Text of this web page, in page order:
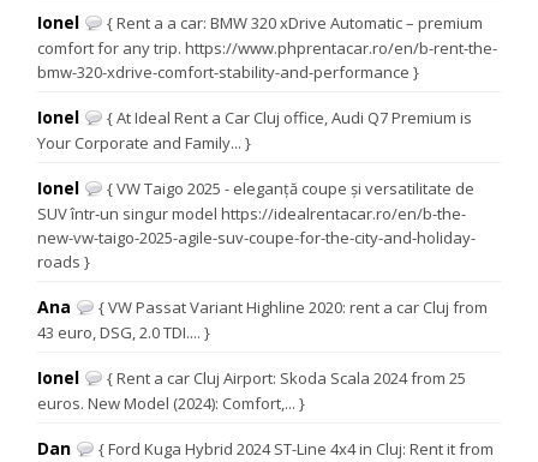
Ionel
{ Rent a a car: BMW 320 xDrive Automatic – premium
comfort for any trip. https://www.phprentacar.ro/en/b-rent-the-
bmw-320-xdrive-comfort-stability-and-performance }
Ionel
{ At Ideal Rent a Car Cluj office, Audi Q7 Premium is
Your Corporate and Family... }
Ionel
{ VW Taigo 2025 - eleganță coupe și versatilitate de
SUV într-un singur model https://idealrentacar.ro/en/b-the-
new-vw-taigo-2025-agile-suv-coupe-for-the-city-and-holiday-
roads }
Ana
{ VW Passat Variant Highline 2020: rent a car Cluj from
43 euro, DSG, 2.0 TDI.... }
Ionel
{ Rent a car Cluj Airport: Skoda Scala 2024 from 25
euros. New Model (2024): Comfort,... }
Dan
{ Ford Kuga Hybrid 2024 ST-Line 4x4 in Cluj: Rent it from